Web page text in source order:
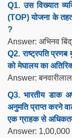
Q1. उस विख्यात
(TOP) योजना के
?
Answer: अभिनव
Q2. राष्ट्रपति
को मेघालय का
Answer: बनवारीलाल
Q3. भारतीय डाक
अनुमति प्राप्त करने
एक ग्राहक से
Answer: 1,00,000